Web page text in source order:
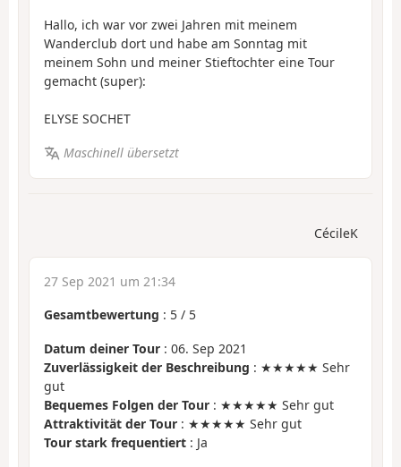
Hallo, ich war vor zwei Jahren mit meinem
Wanderclub dort und habe am Sonntag mit
meinem Sohn und meiner Stieftochter eine Tour
gemacht (super):
ELYSE SOCHET
Maschinell übersetzt
CécileK
27 Sep 2021 um 21:34
Gesamtbewertung : 5 / 5
Datum deiner Tour : 06. Sep 2021
Zuverlässigkeit der Beschreibung : ★★★★★ Sehr
gut
Bequemes Folgen der Tour : ★★★★★ Sehr gut
Attraktivität der Tour : ★★★★★ Sehr gut
Tour stark frequentiert : Ja